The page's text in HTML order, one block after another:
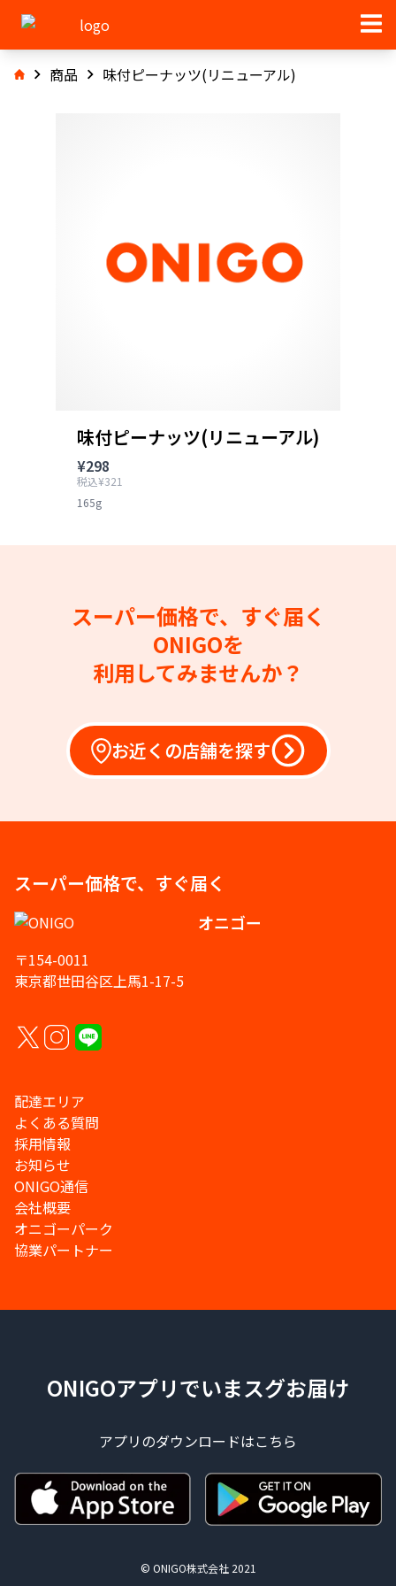
商品 味付ピーナッツ(リニューアル)
味付ピーナッツ(リニューアル)
¥298
税込¥321
165g
スーパー価格で、すぐ届く
ONIGOを
利用してみませんか？
お近くの店舗を探す
スーパー価格で、すぐ届く
オニゴー
〒154-0011
東京都世田谷区上馬1-17-5
配達エリア
よくある質問
採用情報
お知らせ
ONIGO通信
会社概要
オニゴーパーク
協業パートナー
ONIGOアプリでいまスグお届け
アプリのダウンロードはこちら
© ONIGO株式会社 2021